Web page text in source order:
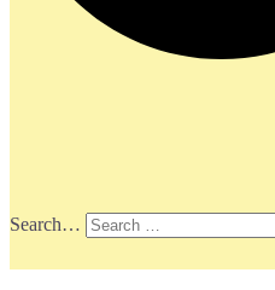
Search…